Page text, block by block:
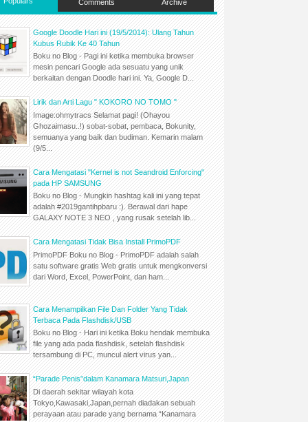
Comments Archive
Google Doodle Hari ini (19/5/2014): Ulang Tahun
Kubus Rubik Ke 40 Tahun
Boku no Blog - Pagi ini ketika membuka browser
mesin pencari Google ada sesuatu yang unik
berkaitan dengan Doodle hari ini. Ya, Google D...
Lirik dan Arti Lagu " KOKORO NO TOMO "
Image:ohmytracs Selamat pagi! (Ohayou
Ghozaimasu..!) sobat-sobat, pembaca, Bokunity,
semuanya yang baik dan budiman. Kemarin malam
(9/5...
Cara Mengatasi "Kernel is not Seandroid Enforcing"
pada HP SAMSUNG
Boku no Blog - Mungkin hashtag kali ini yang tepat
adalah #2019gantihpbaru :). Berawal dari hape
GALAXY NOTE 3 NEO , yang rusak setelah lib...
Cara Mengatasi Tidak Bisa Install PrimoPDF
PrimoPDF Boku no Blog - PrimoPDF adalah salah
satu software gratis Web gratis untuk mengkonversi
dari Word, Excel, PowerPoint, dan ham...
Cara Menampilkan File Dan Folder Yang Tidak
Terbaca Pada Flashdisk/USB
Boku no Blog - Hari ini ketika Boku hendak membuka
file yang ada pada flashdisk, setelah flashdisk
tersambung di PC, muncul alert virus yan...
“Parade Penis”dalam Kanamara Matsuri,Japan
Di daerah sekitar wilayah kota
Tokyo,Kawasaki,Japan,pernah diadakan sebuah
perayaan atau parade yang bernama “Kanamara